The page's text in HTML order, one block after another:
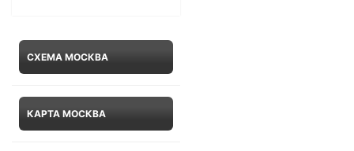
СХЕМА МОСКВА
КАРТА МОСКВА